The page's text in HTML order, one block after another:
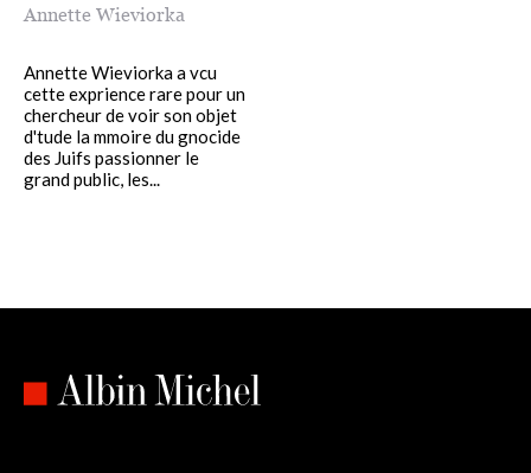
Annette Wieviorka
Annette Wieviorka a vcu
cette exprience rare pour un
chercheur de voir son objet
d'tude la mmoire du gnocide
des Juifs passionner le
grand public, les...